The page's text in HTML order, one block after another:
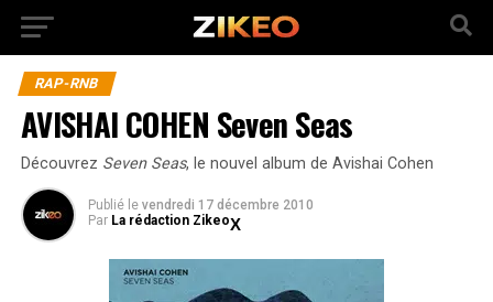
RAP-RNB
AVISHAI COHEN Seven Seas
Découvrez Seven Seas, le nouvel album de Avishai Cohen
Publié le vendredi 17 décembre 2010
Par La rédaction Zikeo